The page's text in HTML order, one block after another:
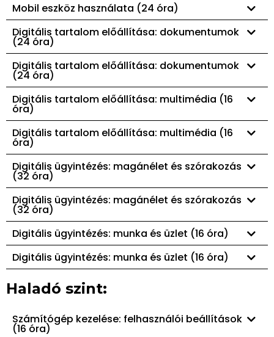
Mobil eszköz használata (24 óra)
Digitális tartalom előállítása: dokumentumok
(24 óra)
Digitális tartalom előállítása: dokumentumok
(24 óra)
Digitális tartalom előállítása: multimédia (16
óra)
Digitális tartalom előállítása: multimédia (16
óra)
Digitális ügyintézés: magánélet és szórakozás
(32 óra)
Digitális ügyintézés: magánélet és szórakozás
(32 óra)
Digitális ügyintézés: munka és üzlet (16 óra)
Digitális ügyintézés: munka és üzlet (16 óra)
Haladó szint:
Számítógép kezelése: felhasználói beállítások
(16 óra)